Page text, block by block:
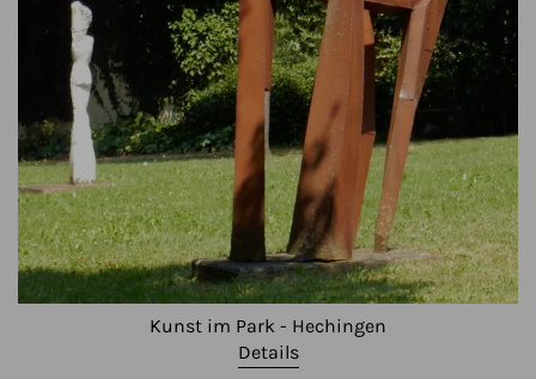
Kunst im Park - Hechingen
Details